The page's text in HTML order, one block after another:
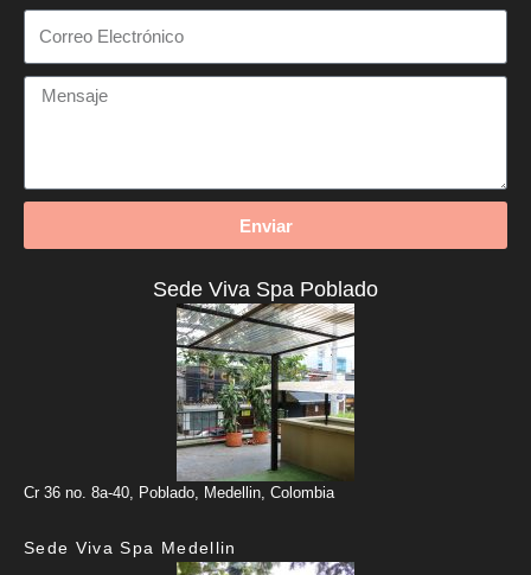
Enviar
Sede Viva Spa Poblado
Cr 36 no. 8a-40, Poblado, Medellin, Colombia
Sede Viva Spa Medellin